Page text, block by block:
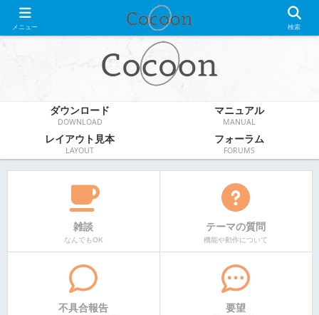
WordPress無料テーマ
ダウンロード
DOWNLOAD
マニュアル
MANUAL
レイアウト見本
LAYOUT
フォーラム
FORUMS
雑談
なんでもOK
テーマの質問
機能や動作について
不具合報告 要望
メニュー 検索